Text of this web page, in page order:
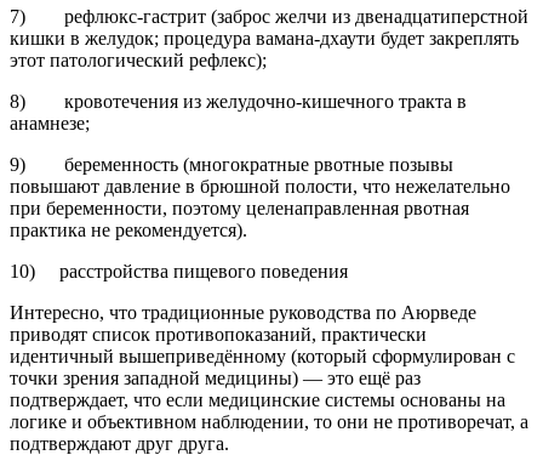
7) рефлюкс-гастрит (заброс желчи из двенадцатиперстной
кишки в желудок; процедура вамана-дхаути будет закреплять
этот патологический рефлекс);
8) кровотечения из желудочно-кишечного тракта в
анамнезе;
9) беременность (многократные рвотные позывы
повышают давление в брюшной полости, что нежелательно
при беременности, поэтому целенаправленная рвотная
практика не рекомендуется).
10) расстройства пищевого поведения
Интересно, что традиционные руководства по Аюрведе
приводят список противопоказаний, практически
идентичный вышеприведённому (который сформулирован с
точки зрения западной медицины) — это ещё раз
подтверждает, что если медицинские системы основаны на
логике и объективном наблюдении, то они не противоречат, а
подтверждают друг друга.